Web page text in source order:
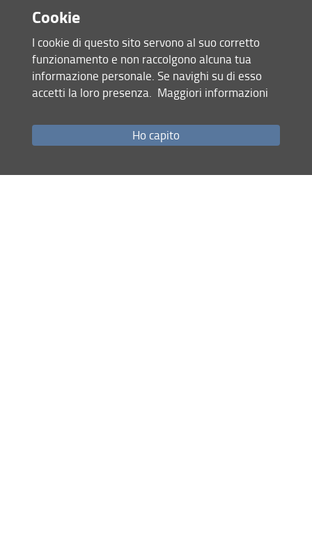
si divarica nell'analisi delle peculiarità di ciascun settore,
attraverso l'esame delle specifiche linee di indagine che, in
ognuno di essi, si sono sviluppate negli ultimi anni.
Il dottorando potrà, in base alla propria opzione per una
delle tre discipline, acquisire una specializzazione nel
sull'utilità di una visione ampia delle tematiche che, nelle
tre discipline, ripropongono profili comuni, anche con
più in generale, ai modi di gestione degli eventuali conflitti.
Workshop dottorali di eccellenza
Collana del dottorato
Competenze trasversali
Segnalazioni
Contatti
Cookie
I cookie di questo sito servono al suo corretto
funzionamento e non raccolgono alcuna tua
informazione personale. Se navighi su di esso
accetti la loro presenza. Maggiori informazioni
Ho capito